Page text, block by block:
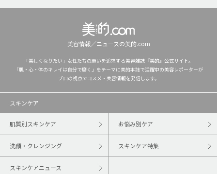
美容情報／ニュースの美的.com
「美しくなりたい」女性たちの願いを追求する美容雑誌『美的』公式サイト。
「肌・心・体のキレイは自分で磨く」をテーマに美的本誌で活躍中の美容レポーターが
プロの視点でコスメ・美容情報を発信します。
スキンケア
肌質別スキンケア お悩み別ケア
洗顔・クレンジング スキンケア特集
スキンケアニュース